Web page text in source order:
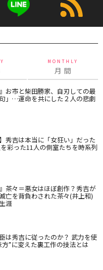
MONTHLY
月 間
お市と柴田勝家、自刃しての最
」…運命を共にした２人の悲劇
秀吉は本当に「女狂い」だった
彩った11人の側室たちを時系列
茶々＝悪女はほぼ創作？秀吉が
亡を背負わされた茶々(井上和)
涯
は秀吉に従ったのか？ 武力を使
”に変えた裏工作の技法とは